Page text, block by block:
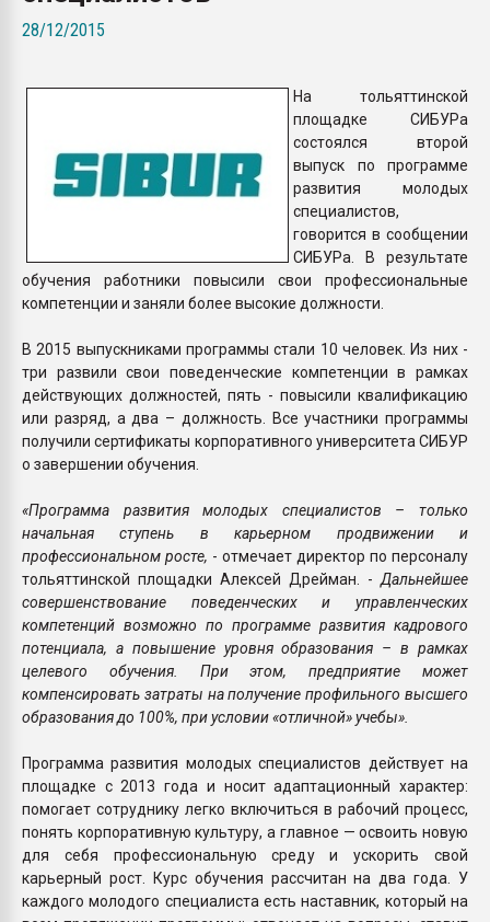
ПЕРЕЙТИ НА
28/12/2015
На тольяттинской
площадке СИБУРа
состоялся второй
выпуск по программе
развития молодых
специалистов,
говорится в сообщении
СИБУРа. В результате
обучения работники повысили свои профессиональные
компетенции и заняли более высокие должности.
В 2015 выпускниками программы стали 10 человек. Из них -
три развили свои поведенческие компетенции в рамках
действующих должностей, пять - повысили квалификацию
или разряд, а два – должность. Все участники программы
получили сертификаты корпоративного университета СИБУР
о завершении обучения.
«Программа развития молодых специалистов – только
начальная ступень в карьерном продвижении и
профессиональном росте, - отмечает директор по персоналу
тольяттинской площадки Алексей Дрейман. - Дальнейшее
совершенствование поведенческих и управленческих
компетенций возможно по программе развития кадрового
потенциала, а повышение уровня образования – в рамках
целевого обучения. При этом, предприятие может
компенсировать затраты на получение профильного высшего
образования до 100%, при условии «отличной» учебы».
Программа развития молодых специалистов действует на
площадке с 2013 года и носит адаптационный характер:
помогает сотруднику легко включиться в рабочий процесс,
понять корпоративную культуру, а главное — освоить новую
для себя профессиональную среду и ускорить свой
карьерный рост. Курс обучения рассчитан на два года. У
каждого молодого специалиста есть наставник, который на